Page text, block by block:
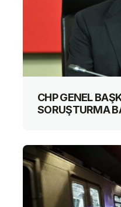
CHP GENEL
SORUŞTURMA